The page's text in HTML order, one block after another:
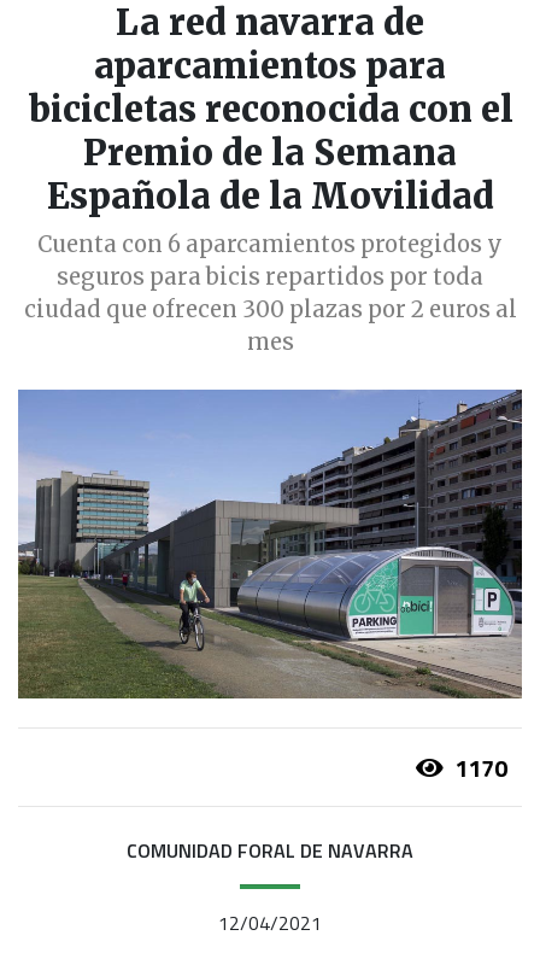
La red navarra de
aparcamientos para
bicicletas reconocida con el
Premio de la Semana
Española de la Movilidad
Cuenta con 6 aparcamientos protegidos y
seguros para bicis repartidos por toda
ciudad que ofrecen 300 plazas por 2 euros al
mes
1170
COMUNIDAD FORAL DE NAVARRA
12/04/2021